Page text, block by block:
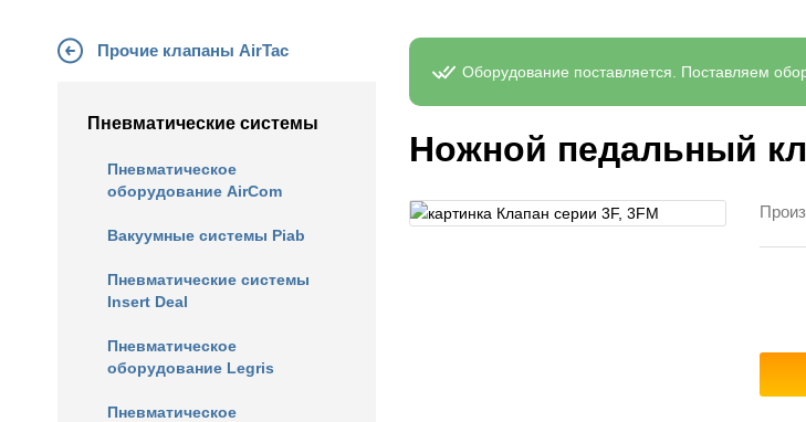
Прочие клапаны AirTac
Пневматические системы
Пневматическое
оборудование AirCom
Вакуумные системы Piab
Пневматические системы
Insert Deal
Пневматическое
оборудование Legris
Пневматическое
Оборудование поставляется. Поставляем
Ножной педальный